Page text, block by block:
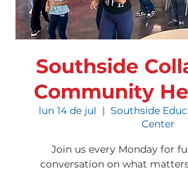
Southside
Community
lun 14 de jul
  |
Southside
Center
Join us every Monday for
conversation on what